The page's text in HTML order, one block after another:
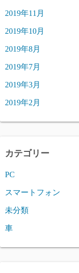
2019年11月
2019年10月
2019年8月
2019年7月
2019年3月
2019年2月
カテゴリー
PC
スマートフォン
未分類
車